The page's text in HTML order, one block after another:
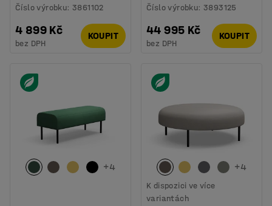
Číslo výrobku:3861102
4 899 Kč
bez DPH
KOUPIT
Číslo výrobku:3893125
44 995 Kč
bez DPH
KOUPIT
+4 +4
K dispozici ve více
variantách